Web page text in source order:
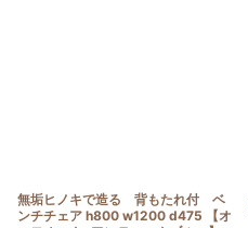
無垢ヒノキで造る 背もたれ付 ベ
ンチチェア h800 w1200 d475 【オ